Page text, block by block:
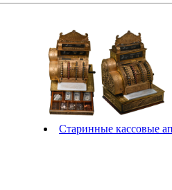
Старинные кассовые